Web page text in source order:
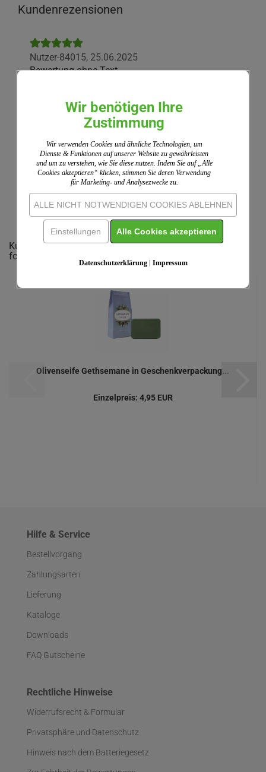
Kundenrezensionen
Nutzer-84015, 25.06.2025
Bewertung ohne Text
Wir nutzen ShopVote als unabhängigen Dienstleister
für die Einholung von Bewertungen. ShopVote hat
Maßnahmen getroffen, um sicherzustellen, dass es
sich um echte Bewertungen handelt.Mehr
Informationen
IHRE MEINUNG
Kunden, welche diesen Artikel bestellten, haben auch
folgende Artikel gekauft:
Olivenseife Gethsemane in Geschenkverpackung...
Einzelpreis: 4,95 EUR
Hilfe & Service
Bestellvorgang
Zahlungsarten
Lieferung
Kataloge
Downloads
FAQ Gutscheine
Rechtliche Hinweise
Widerrufsrecht & Formular
Privatsphäre und Datenschutz
Hinweis nach dem Batteriegesetz
Wir benötigen Ihre
Zustimmung
Wir verwenden Cookies und ähnliche Technologien, um
Dienste & Funktionen auf unserer Website zu gewährleisten
und um zu verstehen, wie Sie diese nutzen. Indem Sie auf „Alle
Cookies akzeptieren“ klicken, stimmen Sie deren Verwendung
für Marketing- und Analysezwecke zu.
ALLE NICHT NOTWENDIGEN COOKIES ABLEHNEN
Einstellungen Alle Cookies akzeptieren
Datenschutzerklärung| Impressum